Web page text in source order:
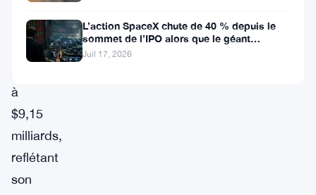
Stellar
s’élève
à
$9,15
milliards,
reflétant
son
L’action SpaceX chute de 40 % depuis le
sommet de l’IPO alors que le géant
aérospatial d’Elon Musk fait face
Juil 17, 2026